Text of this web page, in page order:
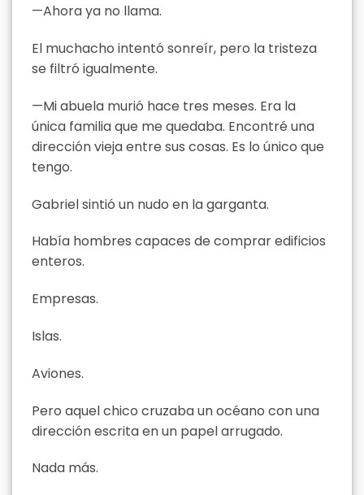
—Ahora ya no llama.
El muchacho intentó sonreír, pero la tristeza
se filtró igualmente.
—Mi abuela murió hace tres meses. Era la
única familia que me quedaba. Encontré una
dirección vieja entre sus cosas. Es lo único que
tengo.
Gabriel sintió un nudo en la garganta.
Había hombres capaces de comprar edificios
enteros.
Empresas.
Islas.
Aviones.
Pero aquel chico cruzaba un océano con una
dirección escrita en un papel arrugado.
Nada más.